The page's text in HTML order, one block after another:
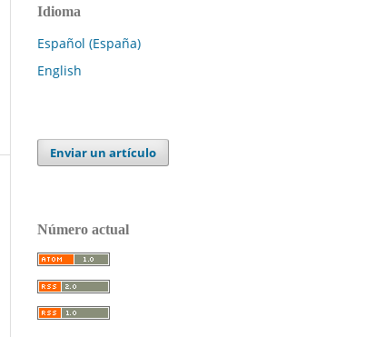
Idioma
Español (España)
English
Enviar un artículo
Número actual